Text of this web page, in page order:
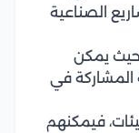
الصناعية
حيث يمكن
المشاركة في
فيمكنهم